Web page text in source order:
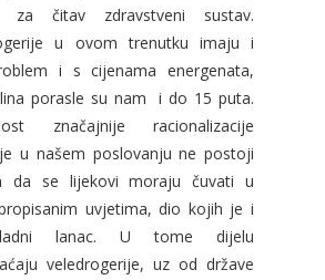
za čitav zdravstveni sustav.
u ovom trenutku imaju i
i s cijenama energenata,
porasle su nam i do 15 puta.
značajnije racionalizacije
u našem poslovanju ne postoji
da se lijekovi moraju čuvati u
uvjetima, dio kojih je i
lanac. U tome dijelu
veledrogerije, uz od države